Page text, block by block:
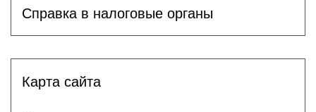
Справка в налоговые органы
Карта сайта